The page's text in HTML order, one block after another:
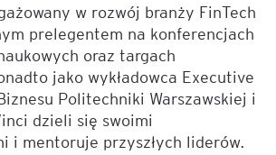
w rozwój branży FinTech
prelegentem na konferencjach
oraz targach
jako wykładowca Executive
Politechniki Warszawskiej i
dzieli się swoimi
i mentoruje przyszłych liderów.